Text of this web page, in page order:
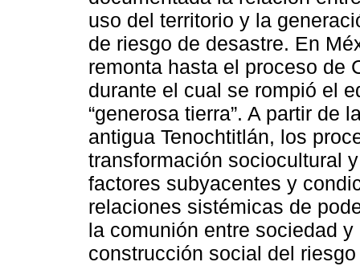
uso del territorio y la
de riesgo de desastre. En
remonta hasta el proceso de
durante el cual se rompió el
“generosa tierra”. A partir de
antigua Tenochtitlán, los
transformación sociocultural
factores subyacentes y
relaciones sistémicas de
la comunión entre sociedad
construcción social del